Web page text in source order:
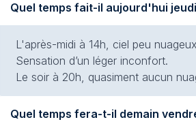
L'après-midi à 14h, ciel peu
Sensation d’un léger inconfort.
Le soir à 20h, quasiment aucun